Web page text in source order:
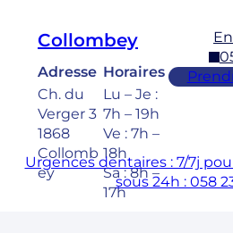
Collombey
Adresse
Ch. du
Verger 3
1868
Collomb
ey
Horaires
Lu – Je :
7h – 19h
Ve : 7h –
18h
Sa : 8h –
17h
Urgences dentaires : 7/7j
sous 24h : 058